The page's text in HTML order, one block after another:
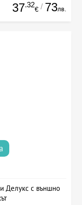
37.32
€ / 73лв.
Делукс с външно